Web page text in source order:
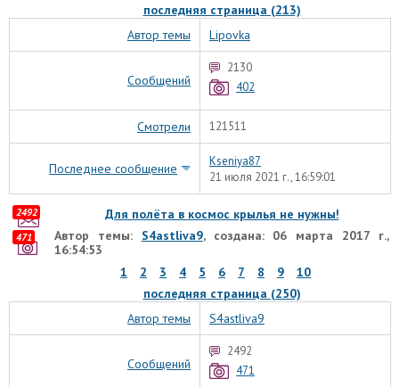
последняя страница (213)
Автор темы Lipovka
Сообщений
2130
402
Смотрели 121511
Последнее сообщение
Kseniya87
21 июля 2021 г., 16:59:01
Для полёта в космос крылья не нужны!
Автор темы: S4astliva9, создана: 06 марта 2017 г.,
16:54:53
1
2 3 4 5 6 7 8 9
10
последняя страница (250)
2492
471
Автор темы S4astliva9
Сообщений
2492
471